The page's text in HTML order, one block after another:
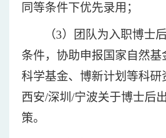
同等条件下优先录用；
（3）团队为入职博士
条件，协助申报国家自然基
科学基金、博新计划等科研
西安/深圳/宁波关于博士后
策。